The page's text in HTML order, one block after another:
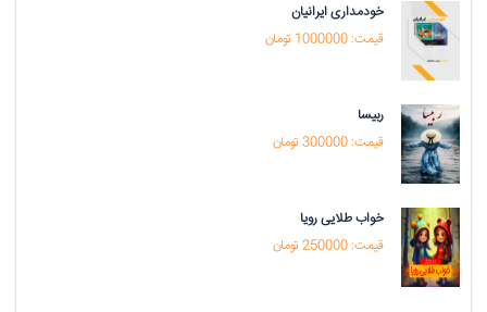
خودمداری ایرانیان
قیمت: 1000000 تومان
ربیسا
قیمت: 300000 تومان
خواب طلایی رویا
قیمت: 250000 تومان